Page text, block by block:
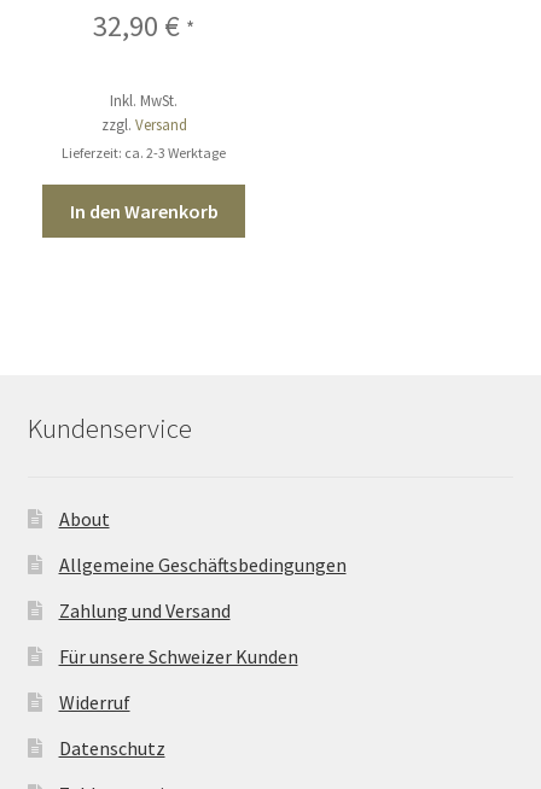
32,90 € *
Inkl. MwSt.
zzgl. Versand
Lieferzeit: ca. 2-3 Werktage
In den Warenkorb
Kundenservice
About
Allgemeine Geschäftsbedingungen
Zahlung und Versand
Für unsere Schweizer Kunden
Widerruf
Datenschutz